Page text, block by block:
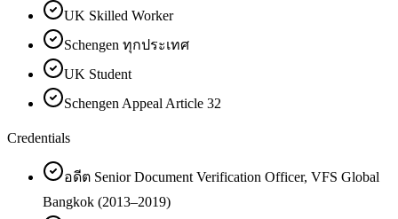
UK Skilled Worker
Schengen ทุกประเทศ
UK Student
Schengen Appeal Article 32
Credentials
อดีต Senior Document Verification Officer, VFS Global
Bangkok (2013–2019)